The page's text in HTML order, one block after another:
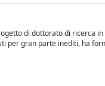
di dottorato di ricerca
per gran parte inediti, ha